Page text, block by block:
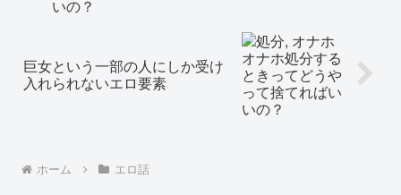
巨女という一部の人にしか受け
入れられないエロ要素
ホーム エロ話